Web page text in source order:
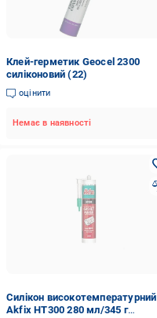
Клей-герметик Geocel 2300
силіконовий (22)
оцінити
Немає в наявності
Силікон високотемпературний
Akfix HT300 280 мл/345 г